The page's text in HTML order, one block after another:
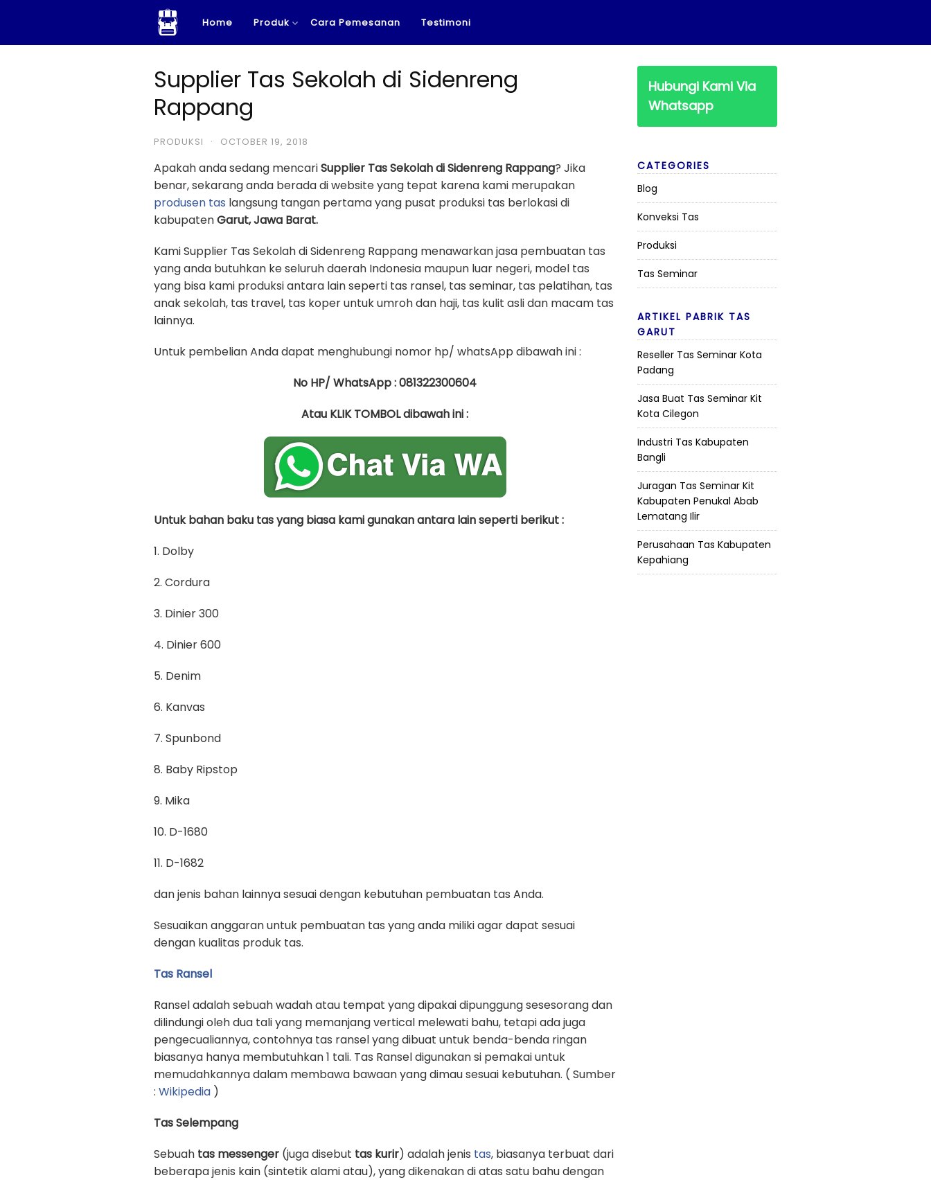
content
Home Produk Cara Pemesanan Testimoni
Supplier Tas Sekolah di Sidenreng
Rappang
PRODUKSI · OCTOBER 19, 2018
Apakah anda sedang mencariSupplier Tas Sekolah di Sidenreng Rappang? Jika
benar, sekarang anda berada di website yang tepat karena kami merupakan
produsen tas langsung tangan pertama yang pusat produksi tas berlokasi di
kabupatenGarut, Jawa Barat.
Kami Supplier Tas Sekolah di Sidenreng Rappang menawarkan jasa pembuatan tas
yang anda butuhkan ke seluruh daerah Indonesia maupun luar negeri, model tas
yang bisa kami produksi antara lain seperti tas ransel, tas seminar, tas pelatihan, tas
anak sekolah, tas travel, tas koper untuk umroh dan haji, tas kulit asli dan macam tas
lainnya.
Untuk pembelian Anda dapat menghubungi nomor hp/ whatsApp dibawah ini :
No HP/ WhatsApp : 081322300604
Atau KLIK TOMBOL dibawah ini :
Untuk bahan baku tas yang biasa kami gunakan antara lain seperti berikut :
1. Dolby
2. Cordura
3. Dinier 300
4. Dinier 600
5. Denim
6. Kanvas
7. Spunbond
8. Baby Ripstop
9. Mika
10. D-1680
11. D-1682
dan jenis bahan lainnya sesuai dengan kebutuhan pembuatan tas Anda.
Sesuaikan anggaran untuk pembuatan tas yang anda miliki agar dapat sesuai
dengan kualitas produk tas.
Tas Ransel
Ransel adalah sebuah wadah atau tempat yang dipakai dipunggung sesesorang dan
dilindungi oleh dua tali yang memanjang vertical melewati bahu, tetapi ada juga
pengecualiannya, contohnya tas ransel yang dibuat untuk benda-benda ringan
biasanya hanya membutuhkan 1 tali. Tas Ransel digunakan si pemakai untuk
memudahkannya dalam membawa bawaan yang dimau sesuai kebutuhan. ( Sumber
: Wikipedia )
Tas Selempang
Sebuah tas messenger (juga disebut tas kurir) adalah jenis tas, biasanya terbuat dari
beberapa jenis kain (sintetik alami atau), yang dikenakan di atas satu bahu dengan
Hubungi Kami Via
Whatsapp
CATEGORIES
Blog
Konveksi Tas
Produksi
Tas Seminar
ARTIKEL PABRIK TAS
GARUT
Reseller Tas Seminar Kota
Padang
Jasa Buat Tas Seminar Kit
Kota Cilegon
Industri Tas Kabupaten
Bangli
Juragan Tas Seminar Kit
Kabupaten Penukal Abab
Lematang Ilir
Perusahaan Tas Kabupaten
Kepahiang